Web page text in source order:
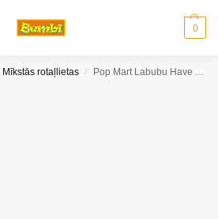
0
Mīkstās rotaļlietas / Pop Mart Labubu Have A Seat (pārsteiguma kaste)